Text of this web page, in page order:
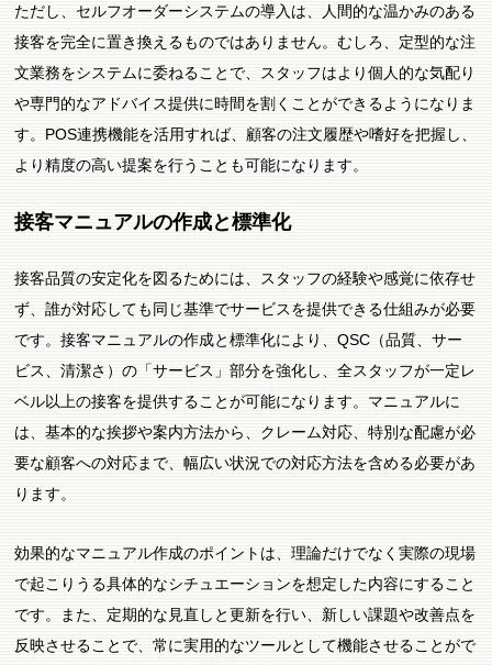
ただし、セルフオーダーシステムの導入は、人間的な温かみのある
接客を完全に置き換えるものではありません。むしろ、定型的な注
文業務をシステムに委ねることで、スタッフはより個人的な気配り
や専門的なアドバイス提供に時間を割くことができるようになりま
す。POS連携機能を活用すれば、顧客の注文履歴や嗜好を把握し、
より精度の高い提案を行うことも可能になります。
接客マニュアルの作成と標準化
接客品質の安定化を図るためには、スタッフの経験や感覚に依存せ
ず、誰が対応しても同じ基準でサービスを提供できる仕組みが必要
です。接客マニュアルの作成と標準化により、QSC（品質、サー
ビス、清潔さ）の「サービス」部分を強化し、全スタッフが一定レ
ベル以上の接客を提供することが可能になります。マニュアルに
は、基本的な挨拶や案内方法から、クレーム対応、特別な配慮が必
要な顧客への対応まで、幅広い状況での対応方法を含める必要があ
ります。
効果的なマニュアル作成のポイントは、理論だけでなく実際の現場
で起こりうる具体的なシチュエーションを想定した内容にすること
です。また、定期的な見直しと更新を行い、新しい課題や改善点を
反映させることで、常に実用的なツールとして機能させることがで